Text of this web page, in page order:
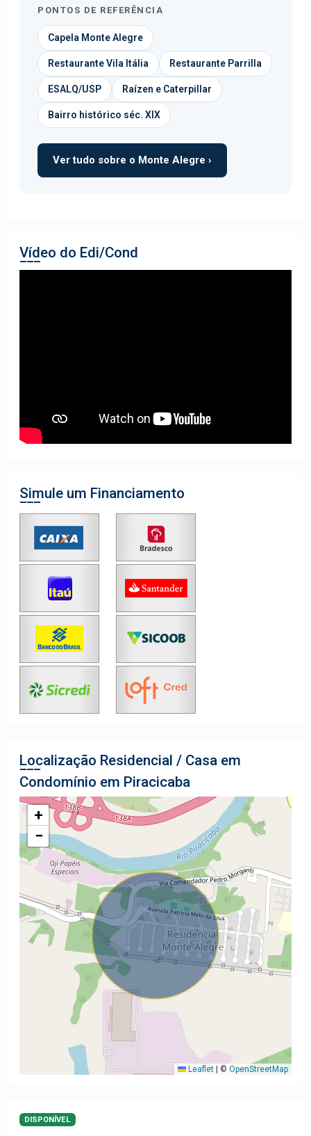
PONTOS DE REFERÊNCIA
Capela Monte Alegre
Restaurante Vila Itália Restaurante Parrilla
ESALQ/USP Raízen e Caterpillar
Bairro histórico séc. XIX
Ver tudo sobre o Monte Alegre ›
Vídeo do Edi/Cond
Simule um Financiamento
Localização Residencial / Casa em
Condomínio em Piracicaba
+
−
Leaflet | © OpenStreetMap
DISPONÍVEL